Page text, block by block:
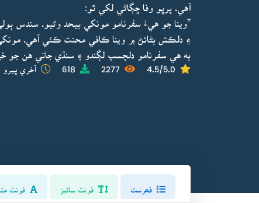
آهي. پرڀو وفا ڇڳاڻي لکي ٿو:
”وينا جو هيءُ سفرنامو مونکي بيحد وڻيو. سندس
۽ دلڪش بڻائڻ ۾ وينا ڪافي محنت ڪئي آهي.
به هي سفرنامو دلچسپ لڳندو ۽ سنڌي جاتي هن جو
4.5/5.0
2277
618 آخري ڀيرو